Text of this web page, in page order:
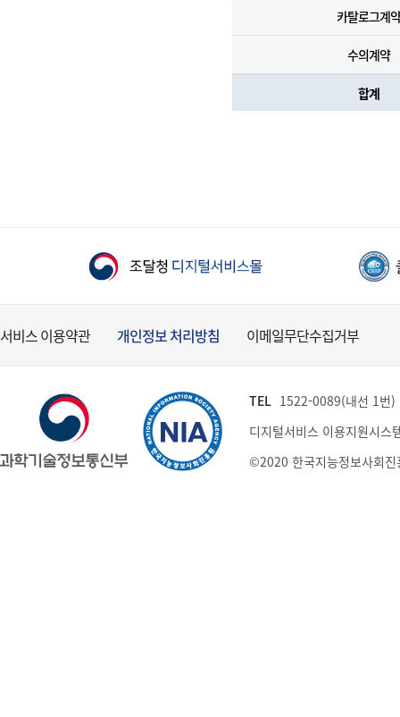
카탈로그계약
수의계약
합계
서비스 이용약관 개인정보 처리방침 이메일무단수집거부
TEL 1522-0089(내선 1번
디지털서비스 이용지원시스
©2020 한국지능정보사회진